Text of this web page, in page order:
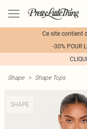
Ce site contient
-30% POUR
Shape > Shape Tops
SHAPE